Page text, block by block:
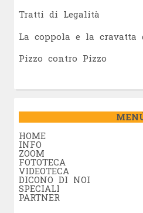
Tratti di Legalità
La coppola e la cravatta
Pizzo contro Pizzo
HOME
INFO
ZOOM
FOTOTECA
VIDEOTECA
DICONO DI NOI
SPECIALI
PARTNER